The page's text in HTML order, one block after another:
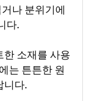
나 분위기에
다.
한 소재를 사용
는 튼튼한 원
니다.